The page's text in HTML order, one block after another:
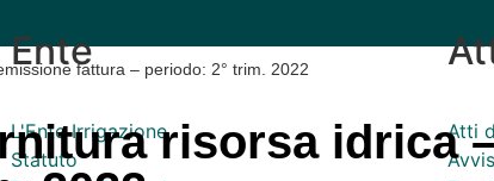
Ente
L'Ente Irrigazione
Statuto
Atti
fattura – periodo: 2° trim. 2022
risorsa idrica